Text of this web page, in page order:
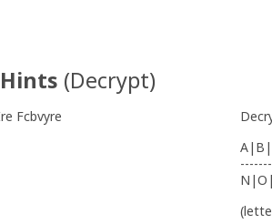
(Decrypt)
Fcbvyre